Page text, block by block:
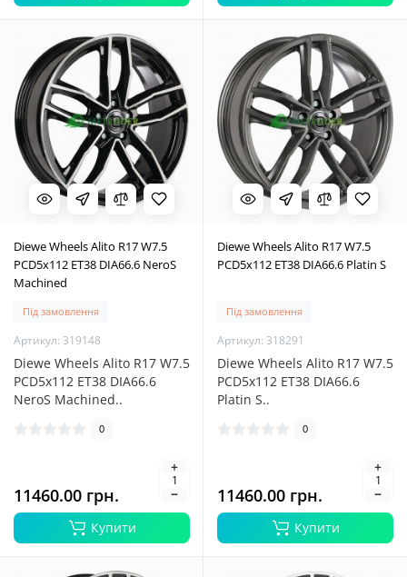
Diewe Wheels Alito R17 W7.5
PCD5x112 ET38 DIA66.6 NeroS
Machined
Під замовлення
Артикул: 319148
Diewe Wheels Alito R17 W7.5
PCD5x112 ET38 DIA66.6
NeroS Machined..
0
11460.00 грн.
Купити
Diewe Wheels Alito R17 W7.5
PCD5x112 ET38 DIA66.6 Platin S
Під замовлення
Артикул: 318291
Diewe Wheels Alito R17 W7.5
PCD5x112 ET38 DIA66.6
Platin S..
0
11460.00 грн.
Купити